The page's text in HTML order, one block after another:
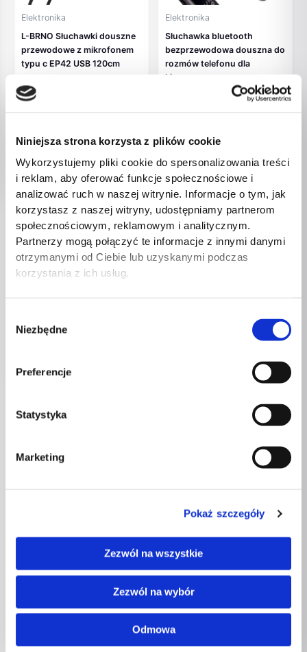
Niniejsza strona korzysta z plików cookie
Wykorzystujemy pliki cookie do spersonalizowania treści
i reklam, aby oferować funkcje społecznościowe i
analizować ruch w naszej witrynie. Informacje o tym, jak
korzystasz z naszej witryny, udostępniamy partnerom
społecznościowym, reklamowym i analitycznym.
Partnerzy mogą połączyć te informacje z innymi danymi
otrzymanymi od Ciebie lub uzyskanymi podczas
korzystania z ich usług.
zgody
Niezbędne
Preferencje
Statystyka
Marketing
Pokaż szczegóły
Zezwól na wszystkie
Zezwól na wybór
Odmowa
Elektronika
L-BRNO Słuchawki douszne
przewodowe z mikrofonem
typu c EP42 USB 120cm
25,00
Elektronika
Słuchawka bluetooth
bezprzewodowa douszna do
rozmów telefonu dla
kierowcy
BRAK W
MAGAZYNIE
Elektronika
LED beżowy